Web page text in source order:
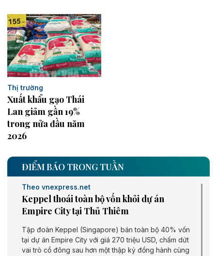
Thị trường
Xuất khẩu gạo Thái
Lan giảm gần 19%
trong nửa đầu năm
2026
ĐIỂM BÁO TRONG TUẦN
Theo vnexpress.net
Keppel thoái toàn bộ vốn khỏi dự án
Empire City tại Thủ Thiêm
Tập đoàn Keppel (Singapore) bán toàn bộ 40% vốn
tại dự án Empire City với giá 270 triệu USD, chấm dứt
vai trò cổ đông sau hơn một thập kỷ đồng hành cùng